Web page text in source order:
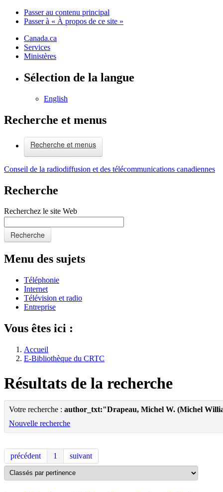
Passer au contenu principal
Passer à « À propos de ce site »
Canada.ca
Services
Ministères
Sélection de la langue
English
Recherche et menus
Recherche et menus
Conseil de la radiodiffusion et des télécommunications canadiennes
Recherche
Recherchez le site Web
Recherche
Menu des sujets
Téléphonie
Internet
Télévision et radio
Entreprise
Vous êtes ici :
Accueil
E-Bibliothèque du CRTC
Résultats de la recherche
Votre recherche : author_txt:"Drapeau, Michel W. (Michel
Nouvelle recherche
précédent 1 suivant